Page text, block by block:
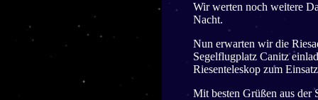
Wir werten noch weitere
Nacht.
Nun erwarten wir die
Segelflugplatz Canitz
Riesenteleskop zum
Mit besten Grüßen aus der